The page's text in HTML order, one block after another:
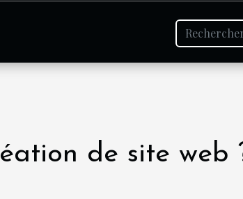
de site web